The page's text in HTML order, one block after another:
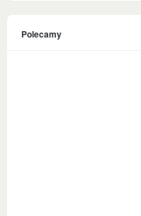
Polecamy